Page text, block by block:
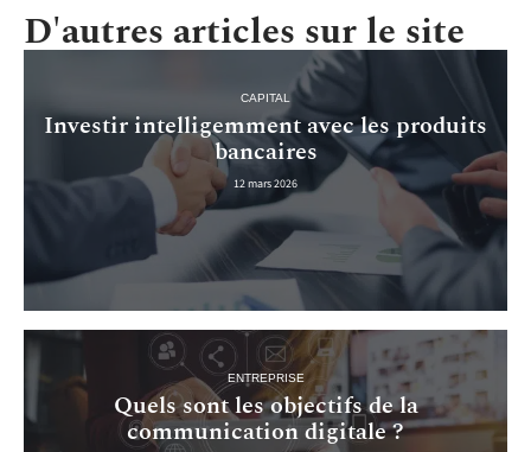
D'autres articles sur le site
CAPITAL
Investir intelligemment avec les produits
bancaires
12 mars 2026
ENTREPRISE
Quels sont les objectifs de la
communication digitale ?